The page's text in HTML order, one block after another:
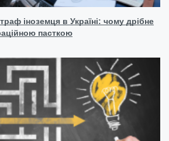
іноземця в Україні: чому дрібне
пасткою